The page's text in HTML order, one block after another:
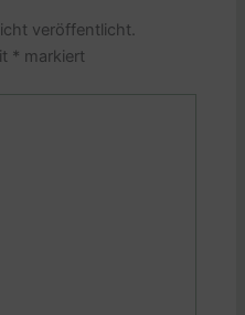
veröffentlicht.
* markiert